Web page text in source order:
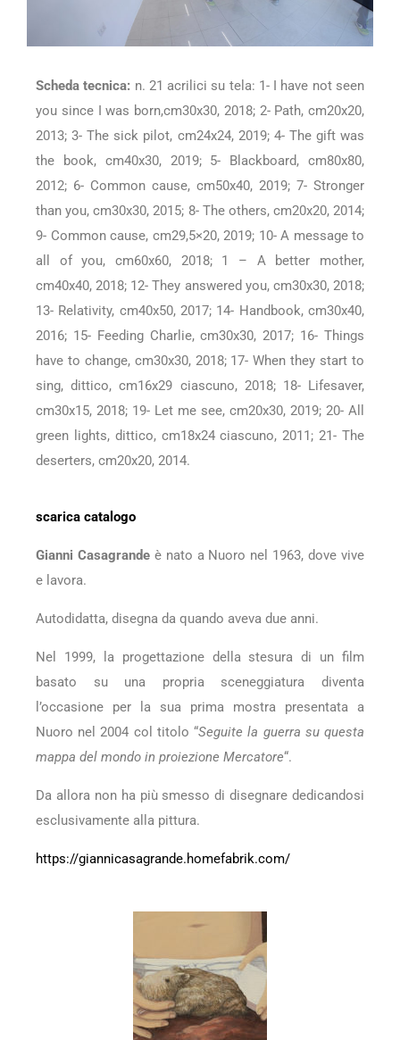
Scheda tecnica: n. 21 acrilici su tela: 1- I have not seen
you since I was born,cm30x30, 2018; 2- Path, cm20x20,
2013; 3- The sick pilot, cm24x24, 2019; 4- The gift was
the book, cm40x30, 2019; 5- Blackboard, cm80x80,
2012; 6- Common cause, cm50x40, 2019; 7- Stronger
than you, cm30x30, 2015; 8- The others, cm20x20, 2014;
9- Common cause, cm29,5×20, 2019; 10- A message to
all of you, cm60x60, 2018; 1 – A better mother,
cm40x40, 2018; 12- They answered you, cm30x30, 2018;
13- Relativity, cm40x50, 2017; 14- Handbook, cm30x40,
2016; 15- Feeding Charlie, cm30x30, 2017; 16- Things
have to change, cm30x30, 2018; 17- When they start to
sing, dittico, cm16x29 ciascuno, 2018; 18- Lifesaver,
cm30x15, 2018; 19- Let me see, cm20x30, 2019; 20- All
green lights, dittico, cm18x24 ciascuno, 2011; 21- The
deserters, cm20x20, 2014.
scarica catalogo
Gianni Casagrandeè nato a Nuoro nel 1963, dove vive
e lavora.
Autodidatta, disegna da quando aveva due anni.
Nel 1999, la progettazione della stesura di un film
basato su una propria sceneggiatura diventa
l’occasione per la sua prima mostra presentata a
Nuoro nel 2004 col titolo “Seguite la guerra su questa
mappa del mondo in proiezione Mercatore“.
Da allora non ha più smesso di disegnare dedicandosi
esclusivamente alla pittura.
https://giannicasagrande.homefabrik.com/